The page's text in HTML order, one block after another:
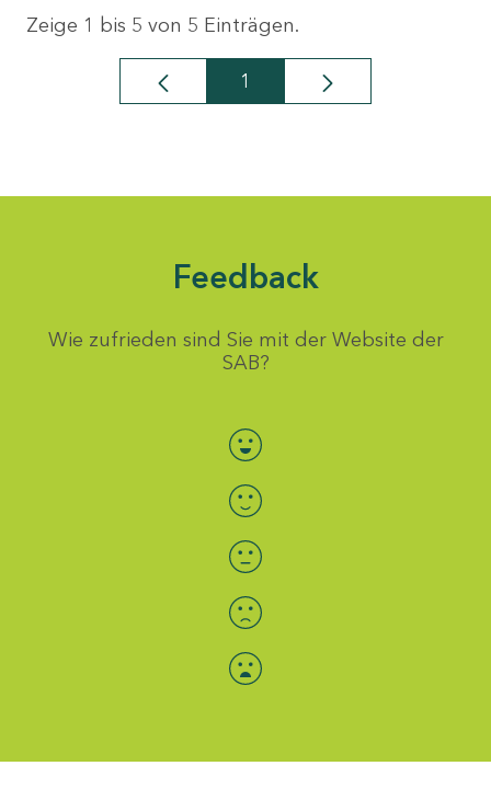
Zeige 1 bis 5 von 5 Einträgen.
Seite
1
Feedback
Wie zufrieden sind Sie mit der Website der
SAB?
Bewertung auswählen